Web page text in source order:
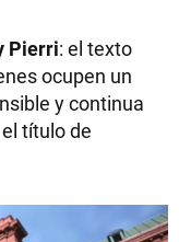
Pierri: el texto
ocupen un
y continua
título de